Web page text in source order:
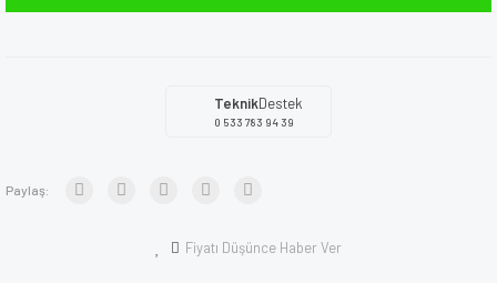
TeknikDestek
0 533 783 94 39
Paylaş:
Fiyatı Düşünce Haber Ver